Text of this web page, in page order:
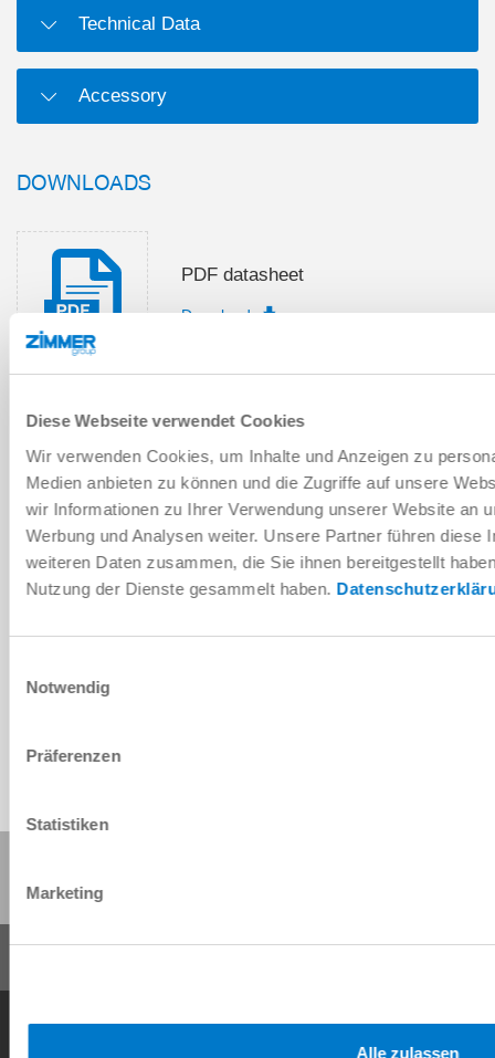
Diese Webseite verwendet Cookies
Wir verwenden Cookies, um Inhalte und Anzeigen zu
Medien anbieten zu können und die Zugriffe auf unsere
wir Informationen zu Ihrer Verwendung unserer Website an
Werbung und Analysen weiter. Unsere Partner führen diese
weiteren Daten zusammen, die Sie ihnen bereitgestellt
Nutzung der Dienste gesammelt haben.
Notwendig
Präferenzen
Statistiken
Marketing
Alle zulassen
Technical Data
Accessory
DOWNLOADS
PDF datasheet
Download
instructions
Download
Download CAD data